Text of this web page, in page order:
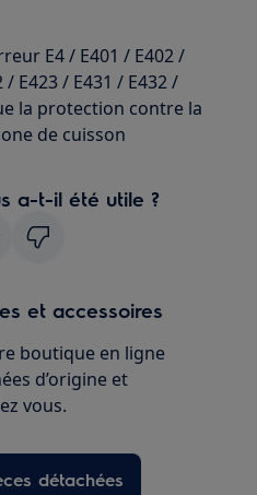
E4 / E401 / E402 /
/ E423 / E431 / E432 /
la protection contre la
de cuisson
a-t-il été utile ?
et accessoires
boutique en ligne
d’origine et
vous.
détachées